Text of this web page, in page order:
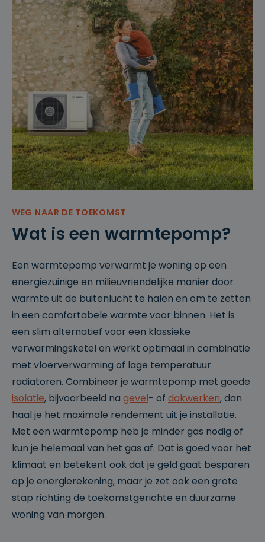
WEG NAAR DE TOEKOMST
Wat is een warmtepomp?
Een warmtepomp verwarmt je woning op een
energiezuinige en milieuvriendelijke manier door
warmte uit de buitenlucht te halen en om te zetten
in een comfortabele warmte voor binnen. Het is
een slim alternatief voor een klassieke
verwarmingsketel en werkt optimaal in combinatie
met vloerverwarming of lage temperatuur
radiatoren. Combineer je warmtepomp met goede
isolatie, bijvoorbeeld na gevel- of dakwerken, dan
haal je het maximale rendement uit je installatie.
Met een warmtepomp heb je minder gas nodig of
kun je helemaal van het gas af. Dat is goed voor het
klimaat en betekent ook dat je geld gaat besparen
op je energierekening, maar je zet ook een grote
stap richting de toekomstgerichte en duurzame
woning van morgen.